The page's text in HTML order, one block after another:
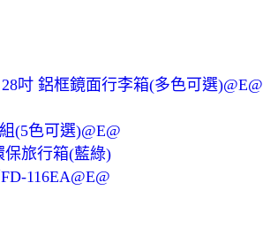
吋 鋁框鏡面行李箱(多色可選)@E@
(5色可選)@E@
保旅行箱(藍綠)
116EA@E@